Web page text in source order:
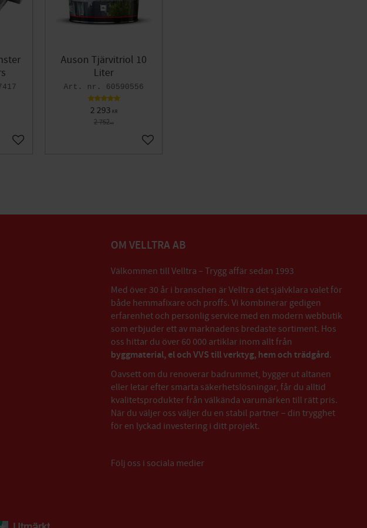
Lägg till i favoriter
Auson Tjärvitriol 10
Liter
60590556
2 293 KR
2 752KR
Lägg till i favoriter
OM VELLTRA AB
Välkommen till Velltra – Trygg affär sedan 1993
Med över 30 år i branschen är Velltra det självklara valet för
både hemmafixare och proffs. Vi kombinerar gedigen
erfarenhet och personlig service med en modern webbutik
som erbjuder ett av marknadens bredaste sortiment. Hos
oss hittar du över 60 000 artiklar inom allt från
byggmaterial, el och VVS till verktyg, hem och trädgård.
Oavsett om du renoverar badrummet, bygger ut altanen
eller letar efter smarta säkerhetslösningar, får du alltid
kvalitetsprodukter från välkända varumärken till rätt pris.
När du väljer oss väljer du en stabil partner – din trygghet
för en lyckad investering i ditt projekt.
Följ oss i sociala medier